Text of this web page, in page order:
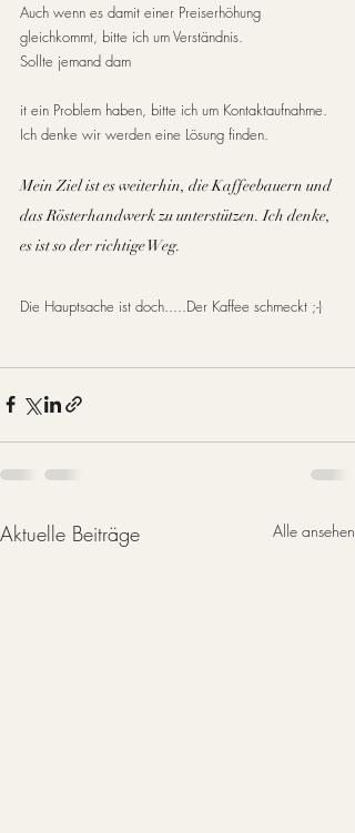
Auch wenn es damit einer Preiserhöhung
gleichkommt, bitte ich um Verständnis.
Sollte jemand dam
it ein Problem haben, bitte ich um Kontaktaufnahme.
Ich denke wir werden eine Lösung finden.
Mein Ziel ist es weiterhin, die Kaffeebauern und
das Rösterhandwerk zu unterstützen. Ich denke,
es ist so der richtige Weg.
Die Hauptsache ist doch.....Der Kaffee schmeckt ;-)
Aktuelle Beiträge Alle ansehen